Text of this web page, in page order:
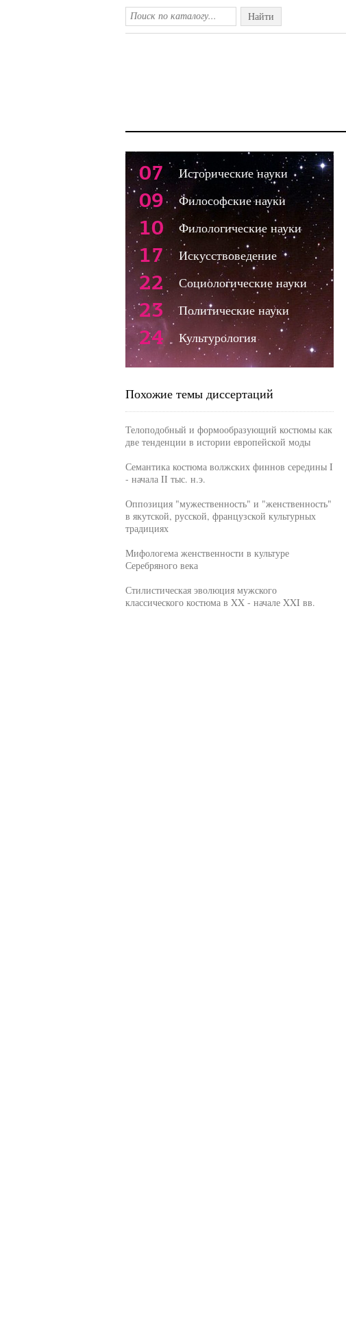
Найти
07 Исторические науки
09 Философские науки
10 Филологические науки
17 Искусствоведение
22 Социологические науки
23 Политические науки
24 Культурология
Похожие темы диссертаций
Телоподобный и формообразующий костюмы как
две тенденции в истории европейской моды
Семантика костюма волжских финнов середины I
- начала II тыс. н.э.
Оппозиция "мужественность" и "женственность"
в якутской, русской, французской культурных
традициях
Мифологема женственности в культуре
Серебряного века
Стилистическая эволюция мужского
классического костюма в XX - начале XXI вв.